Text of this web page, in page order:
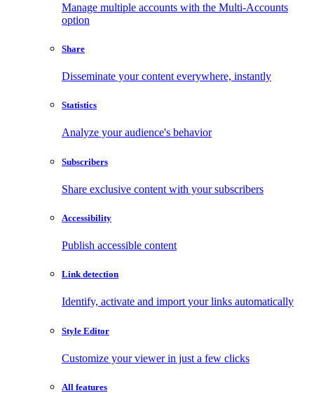
Manage multiple accounts with the Multi-Accounts
option
Share
Disseminate your content everywhere, instantly
Statistics
Analyze your audience's behavior
Subscribers
Share exclusive content with your subscribers
Accessibility
Publish accessible content
Link detection
Identify, activate and import your links automatically
Style Editor
Customize your viewer in just a few clicks
All features